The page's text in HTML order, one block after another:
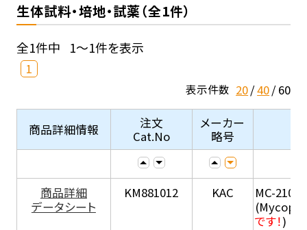
生体試料・培地・試薬（全1件）
全1件中 1～1件を表示
1
表示件数 20 40 60
商品詳細情報
注文
Cat.No
メーカー
略号
商品詳細
データシート
KM881012 KAC
MC-210 (
です！)